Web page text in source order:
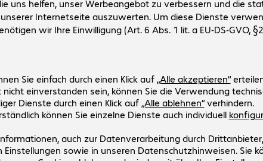
inkl.
die Ware sobald
ist.